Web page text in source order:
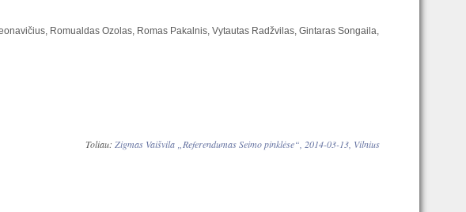
Romualdas Ozolas, Romas Pakalnis, Vytautas Radžvilas, Gintaras Songaila,
Toliau: Zigmas Vaišvila „Referendumas Seimo pinklėse“, 2014-03-13, Vilnius